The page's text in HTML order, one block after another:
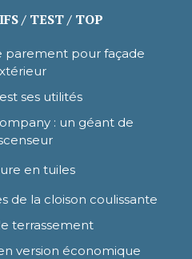
/ TEST / TOP
parement pour façade
ses utilités
: un géant de
en tuiles
de la cloison coulissante
terrassement
version économique